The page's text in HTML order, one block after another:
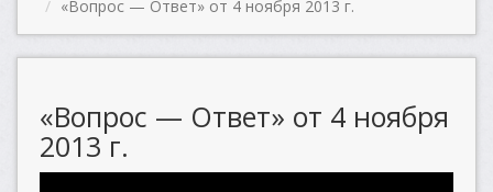
«Вопрос — Ответ» от 4 ноября 2013 г.
«Вопрос — Ответ» от 4 ноября
2013 г.